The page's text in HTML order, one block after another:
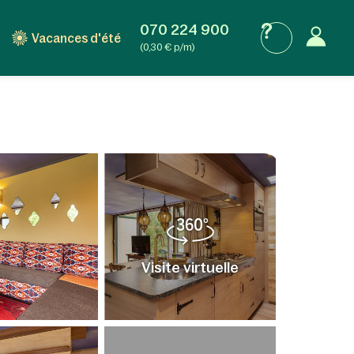
Vacances d'été 070 224 900
(0,30 € p/m)
Visite virtuelle